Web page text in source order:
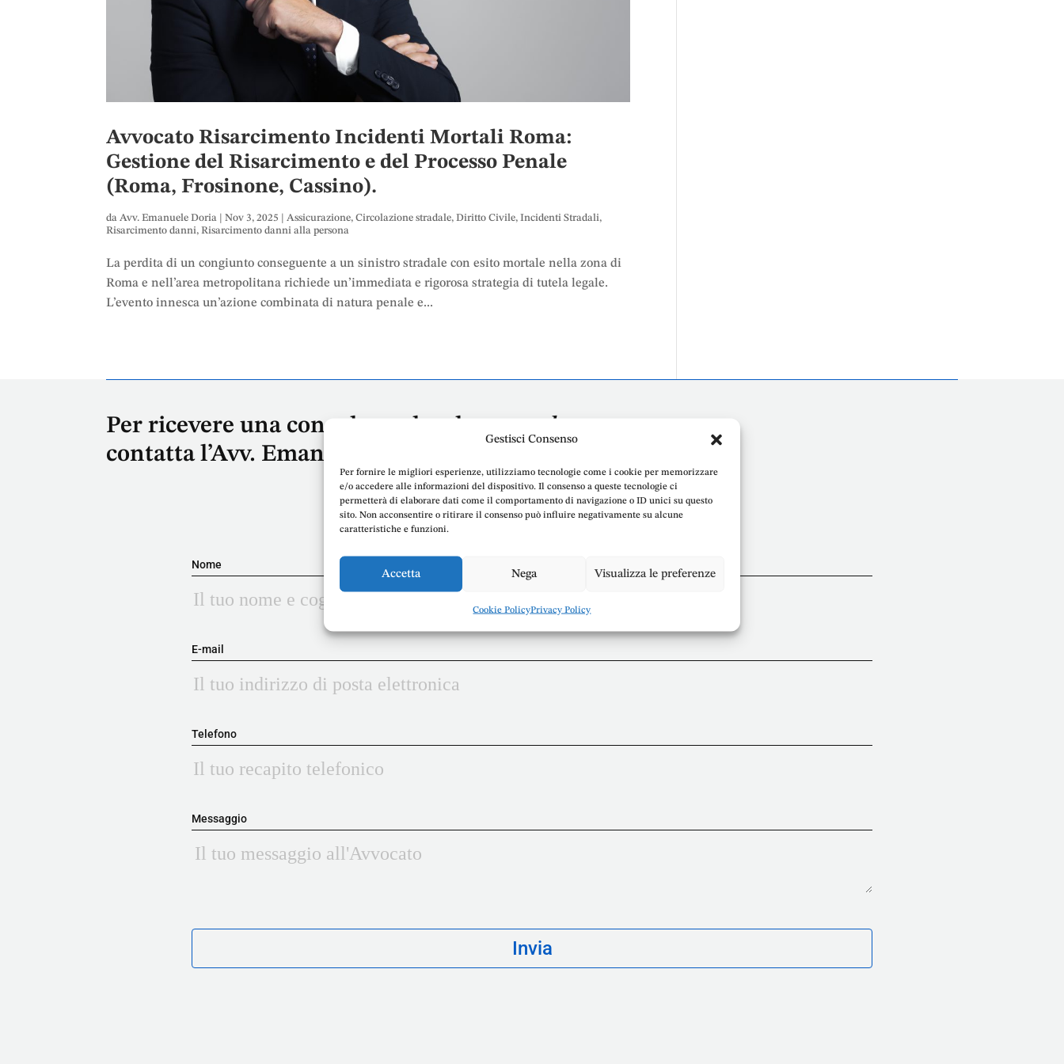
Gestisci Consenso
Per fornire le migliori esperienze, utilizziamo tecnologie come i cookie per memorizzare
e/o accedere alle informazioni del dispositivo. Il consenso a queste tecnologie ci
permetterà di elaborare dati come il comportamento di navigazione o ID unici su questo
sito. Non acconsentire o ritirare il consenso può influire negativamente su alcune
caratteristiche e funzioni.
Accetta Nega Visualizza le preferenze
Cookie PolicyPrivacy Policy
Avvocato Risarcimento Incidenti Mortali Roma:
Gestione del Risarcimento e del Processo Penale
(Roma, Frosinone, Cassino).
da Avv. Emanuele Doria |Nov 3, 2025 Assicurazione,Circolazione stradale,Diritto Civile,Incidenti Stradali,
Risarcimento danni,Risarcimento danni alla persona
La perdita di un congiunto conseguente a un sinistro stradale con esito mortale nella zona di
Roma e nell’area metropolitana richiede un’immediata e rigorosa strategia di tutela legale.
L’evento innesca un’azione combinata di natura penale e...
Per ricevere una consulenza legale passo dopo passo
contatta l’Avv. Emanuele Doria
Nome
E-mail
Telefono
Messaggio